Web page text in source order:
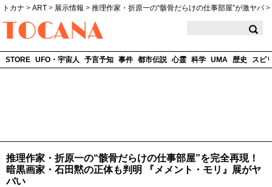
トカナ > ART > 展示情報 > 推理作家・折原一の“骸骨だらけの仕事部屋”が激ヤバ>
STORE UFO・宇宙人 予言予知 事件 都市伝説 心霊 科学 UMA 歴史 スピ
推理作家・折原一の“骸骨だらけの仕事部屋”を完全再現！
暗黒画家・石田黙の正体も判明 『メメント・モリ』展がヤ
バい